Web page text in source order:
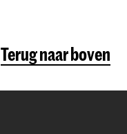
Terug naar boven